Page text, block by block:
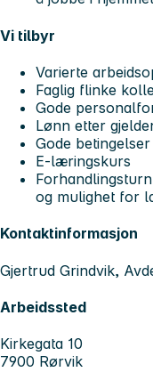
Vi tilbyr
Varierte
Faglig flinke
Gode
Lønn etter
Gode
E-læringskurs
og mulighet for
Kontaktinformasjon
Gjertrud Grindvik,
Arbeidssted
Kirkegata 10
7900 Rørvik